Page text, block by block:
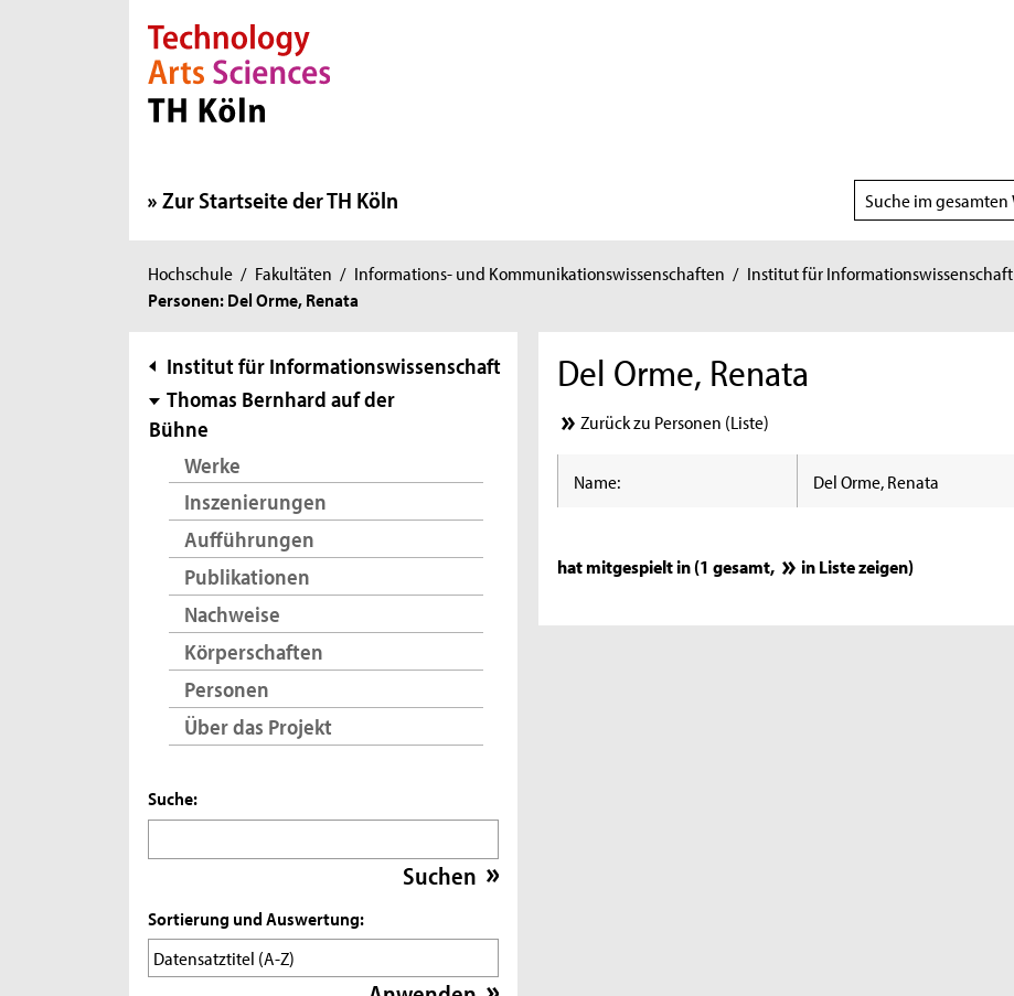
Direkt zur Hauptnavigation
Direkt zur Subnavigation
Direkt zum Inhalt
Direkt zum Fußbereich
Zur Startseite der TH Köln
Suchbereich
wählen
Sie
sind
Hochschule / Fakultäten / Informations- und Kommunikationswissenschaften / Institut für Informationswissenschaft
Personen: Del Orme, Renata
Subnavigation
Institut für Informationswissenschaft
Thomas Bernhard auf der
Bühne
Werke
Inszenierungen
Aufführungen
Publikationen
Nachweise
Körperschaften
Personen
Über das Projekt
Suche:
Sortierung und Auswertung:
Del Orme, Renata
Zurück zu Personen (Liste)
Name: Del Orme, Renata
hat mitgespielt in (1 gesamt, in Liste zeigen)